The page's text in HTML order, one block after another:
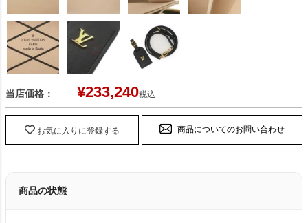
当店価格： ¥233,240税込
お気に入りに登録する 商品についてのお問い合わせ
商品の状態